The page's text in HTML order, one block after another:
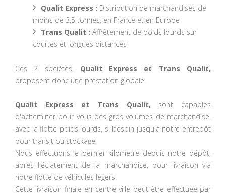
Qualit Express : Distribution de marchandises de
moins de 3,5 tonnes, en France et en Europe
Trans Qualit : Affrètement de poids lourds sur
courtes et longues distances
Ces 2 sociétés, Qualit Express et Trans Qualit,
proposent donc une prestation globale.
Qualit Express et Trans Qualit, sont capables
d'acheminer pour vous des gros volumes de marchandise,
avec la flotte poids lourds, si besoin jusqu'à notre entrepôt
pour transit ou stockage.
Nous effectuons le dernier kilomètre depuis notre dépôt,
après l'éclatement de la marchandise, pour livraison via
notre flotte de véhicules légers.
Cette livraison finale en centre ville peut être effectuée par